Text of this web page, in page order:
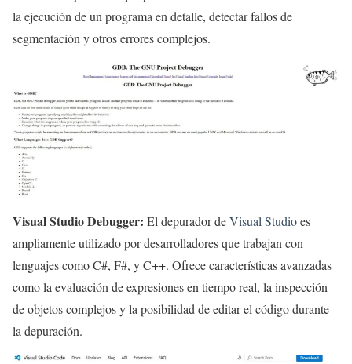
la ejecución de un programa en detalle, detectar fallos de
segmentación y otros errores complejos.
Visual Studio Debugger: El depurador deVisual Studioes
ampliamente utilizado por desarrolladores que trabajan con
lenguajes como C#, F#, y C++. Ofrece características avanzadas
como la evaluación de expresiones en tiempo real, la inspección
de objetos complejos y la posibilidad de editar el código durante
la depuración.